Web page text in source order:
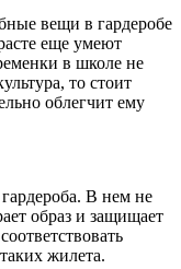
вещи в гардеробе
еще умеют
в школе не
то стоит
облегчит ему
В нем не
образ и защищает
жилета.